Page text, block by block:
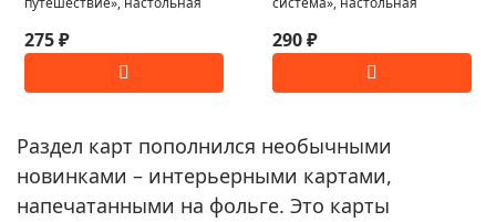
275 ₽ 290 ₽
Раздел карт пополнился необычными
новинками – интерьерными картами,
напечатанными на фольге. Это карты